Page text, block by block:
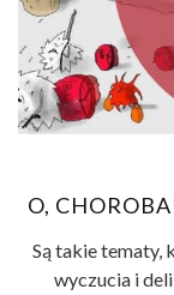
O,
Są takie tematy,
wyczucia i